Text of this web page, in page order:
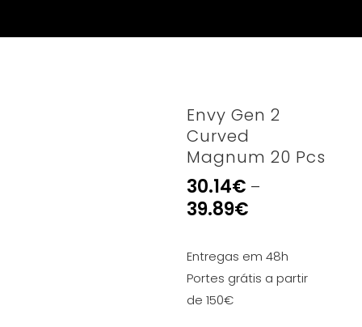
Envy Gen 2
Curved
Magnum 20 Pcs
30.14€ –
39.89€
Entregas em 48h
Portes grátis a partir
de 150€